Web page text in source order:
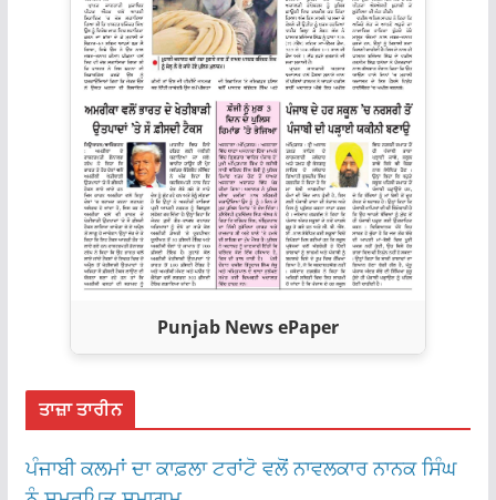
Punjab News ePaper
ਤਾਜ਼ਾ ਤਾਰੀਨ
ਪੰਜਾਬੀ ਕਲਮਾਂ ਦਾ ਕਾਫ਼ਲਾ ਟਰਾਂਟੋ ਵਲੋਂ ਨਾਵਲਕਾਰ ਨਾਨਕ ਸਿੰਘ